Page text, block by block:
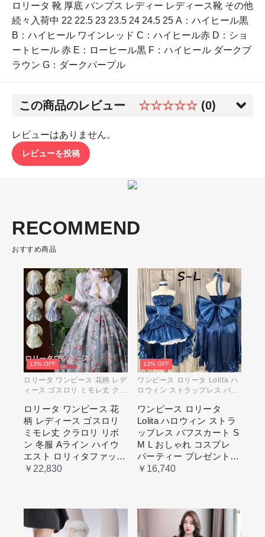
ロリータ 靴 厚底 パンプス レディー レディース靴 その他
続々入荷中 22 22.5 23 23.5 24 24.5 25 A：ハイヒール黒
B：ハイヒール ワインレッド C：ハイヒール赤 D：ショ
ートヒール 赤 E：ローヒール黒 F：ハイヒール ダークブ
ラウン G：ダークパープル
この商品のレビュー ☆☆☆☆☆ (0)
レビューはありません。
レビューを投稿
RECOMMEND
おすすめ商品
13% OFF
ロリータ ワンピース 花柄 レデ
ィース ゴスロリ ミモレ丈 クラ
ウエスト ロリィタファッショ
ン レトロ風 クラシカル 上品
かわいい 日常着 通勤 お出かけ
仮 通学
ロリータ ワンピース 花
柄 レディース ゴスロリ
ミモレ丈 クラロリ リボ
ン 冬服 Aライン ハイウ
エスト ロリィタファッシ
ョン レトロ風 クラシカ
￥22,830
13% OFF
ワンピース ロリータ Lolita ハ
ロウィン ストラップレス パフ
プレ パーティー プレゼント レ
ディース コスチューム プリン
セス ロマンティック ブル ドレ
ス
ワンピース ロリータ
Lolita ハロウィン ストラ
ップレス パフスカート S
M L おしゃれ コスプレ
パーティー プレゼント
レディース コスチューム
￥16,740